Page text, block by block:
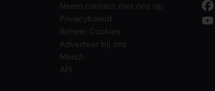
Neem contact met ons op
Privacybeleid
Beheer Cookies
Adverteer bij ons
Merch
API